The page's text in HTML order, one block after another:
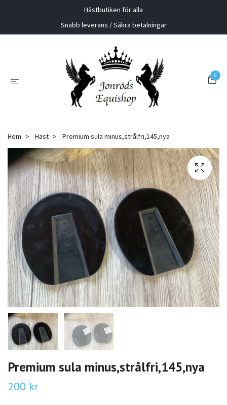
Hästbutiken för alla
Snabb leverans / Säkra betalningar
0
Hem Häst Premium sula minus,strålfri,145,nya
Premium sula minus,strålfri,145,nya
200 kr